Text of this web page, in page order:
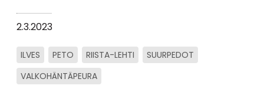
2.3.2023
ILVES PETO RIISTA-LEHTI
SUURPEDOT
VALKOHÄNTÄPEURA